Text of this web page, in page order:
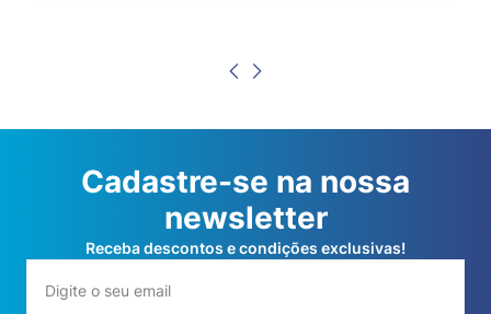
Cadastre-se na nossa
newsletter
Receba descontos e condições exclusivas!